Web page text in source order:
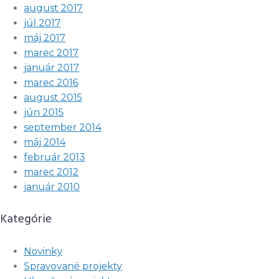
august 2017
júl 2017
máj 2017
marec 2017
január 2017
marec 2016
august 2015
jún 2015
september 2014
máj 2014
február 2013
marec 2012
január 2010
Kategórie
Novinky
Spravované projekty